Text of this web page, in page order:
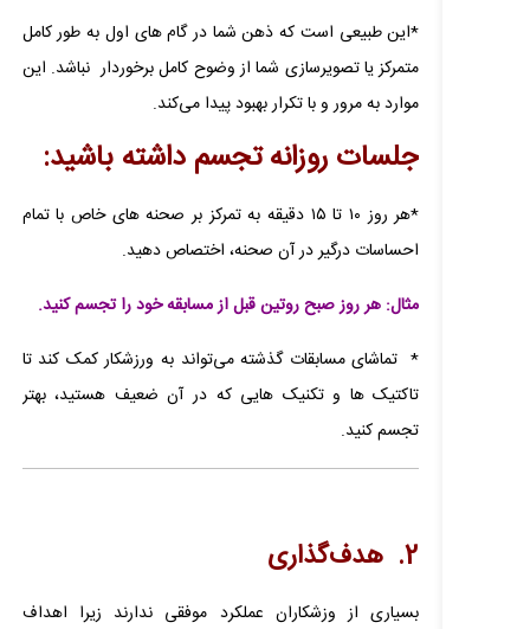
*این طبیعی است که ذهن شما در گام های اول به طور کامل
متمرکز یا تصویرسازی شما از وضوح کامل برخوردار نباشد. این
موارد به مرور و با تکرار بهبود پیدا می‌کند.
جلسات روزانه تجسم داشته باشید:
*هر روز ۱۰ تا ۱۵ دقیقه به تمرکز بر صحنه های خاص با تمام
احساسات درگیر در آن صحنه، اختصاص دهید.
مثال: هر روز صبح روتین قبل از مسابقه خود را تجسم کنید.
* تماشای مسابقات گذشته می‌تواند به ورزشکار کمک کند تا
تاکتیک ها و تکنیک هایی که در آن ضعیف هستید، بهتر
تجسم کنید.
2. هدف‌گذاری
بسیاری از وزشکاران عملکرد موفقی ندارند زیرا اهداف